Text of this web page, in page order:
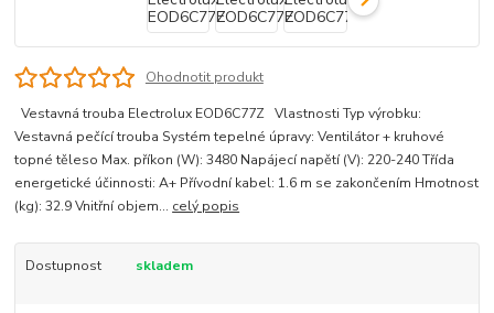
Ohodnotit produkt
Vestavná trouba Electrolux EOD6C77Z Vlastnosti Typ výrobku:
Vestavná pečící trouba Systém tepelné úpravy: Ventilátor + kruhové
topné těleso Max. příkon (W): 3480 Napájecí napětí (V): 220-240 Třída
energetické účinnosti: A+ Přívodní kabel: 1.6 m se zakončením Hmotnost
(kg): 32.9 Vnitřní objem... celý popis
Dostupnost skladem